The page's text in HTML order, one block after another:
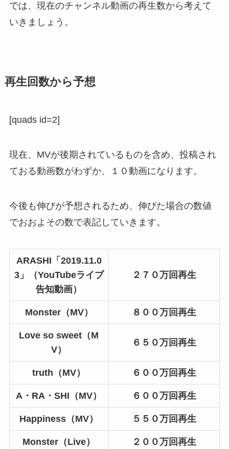
では、現在のチャンネル動画の再生数から考えて
いきましょう。
再生回数から予想
[quads id=2]
現在、MVが後期されているものを含め、投稿され
ておる動画数がわずか、１０動画になります。
今後も伸びが予想されるため、伸びた場合の数値
でおおよその数で表記していきます。
ARASHI「2019.11.0
3」（YouTubeライブ
告知動画）
２７０万回再生
Monster（MV） ８００万回再生
Love so sweet（M
V）
６５０万回再生
truth（MV） ６００万回再生
A・RA・SHI（MV） ６００万回再生
Happiness（MV） ５５０万回再生
Monster（Live） ２００万回再生